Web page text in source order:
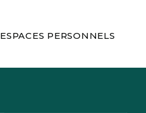
ESPACES PERSONNELS